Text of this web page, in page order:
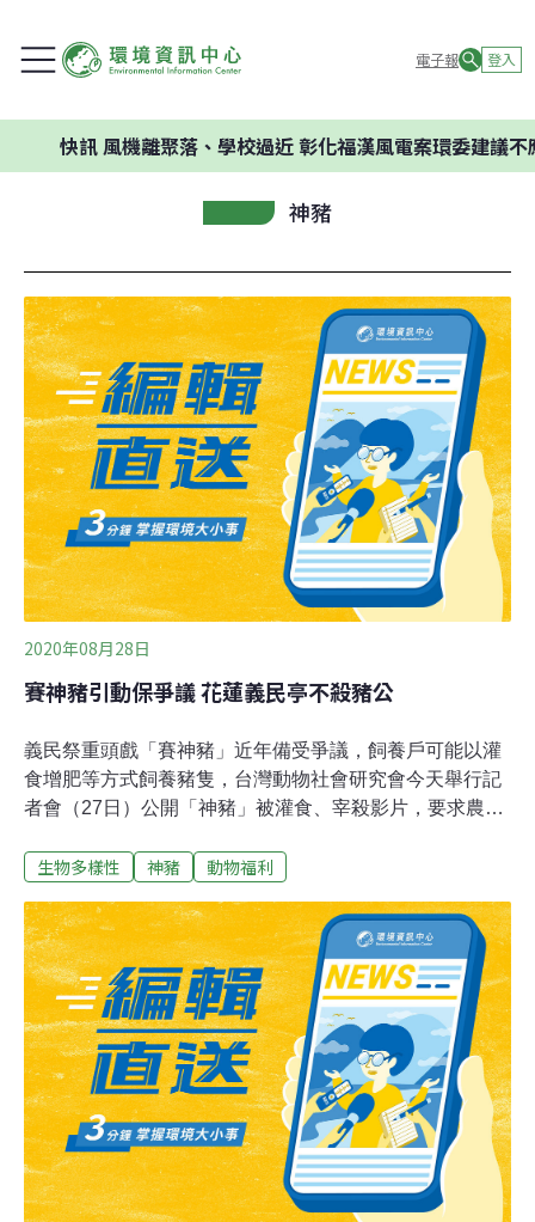
電子報 登入
風機離聚落、學校過近 彰化福漢風電案環委建議不應開發
神豬
2020年08月28日
賽神豬引動保爭議 花蓮義民亭不殺豬公
義民祭重頭戲「賽神豬」近年備受爭議，飼養戶可能以灌
食增肥等方式飼養豬隻，台灣動物社會研究會今天舉行記
者會（27日）公開「神豬」被灌食、宰殺影片，要求農委
持民間信仰賽神豬的傳統，也不能違反動物保護法，可改
豬競賽，主委劉貴華表示，去（2019）年就有動保團體反
映，村民們也覺得可以接受，今年決議取消，改以屠宰場
買來的豬隻進行祭典。參與苗栗縣永貞宮「賽神豬」的林
姓飼主說，飼養神豬要讓牠吃好、睡好，不僅幫牠鋪睡
墊，天氣太熱還得開電扇、冷氣降溫，「幾乎是百般呵護
照顧」並無動保團體所指虐待情事。
生物多樣性 神豬 動物福利